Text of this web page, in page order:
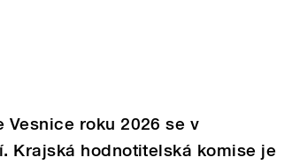
roku 2026 se v
Krajská hodnotitelská komise je